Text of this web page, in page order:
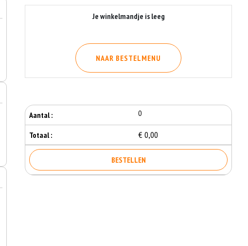
Je winkelmandje is leeg
NAAR BESTELMENU
Aantal : 0
Totaal : € 0,00
BESTELLEN